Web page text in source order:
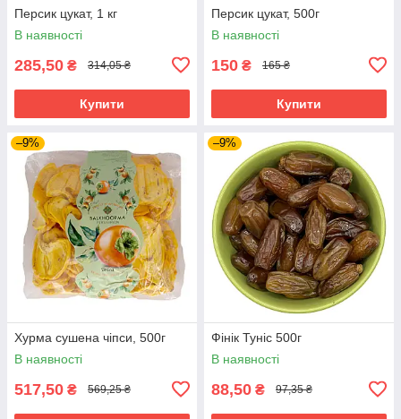
Персик цукат, 1 кг
В наявності
285,50 ₴ 314,05 ₴
Купити
Персик цукат, 500г
В наявності
150 ₴ 165 ₴
Купити
–9%
Хурма сушена чіпси, 500г
В наявності
517,50 ₴ 569,25 ₴
–9%
Фінік Туніс 500г
В наявності
88,50 ₴ 97,35 ₴